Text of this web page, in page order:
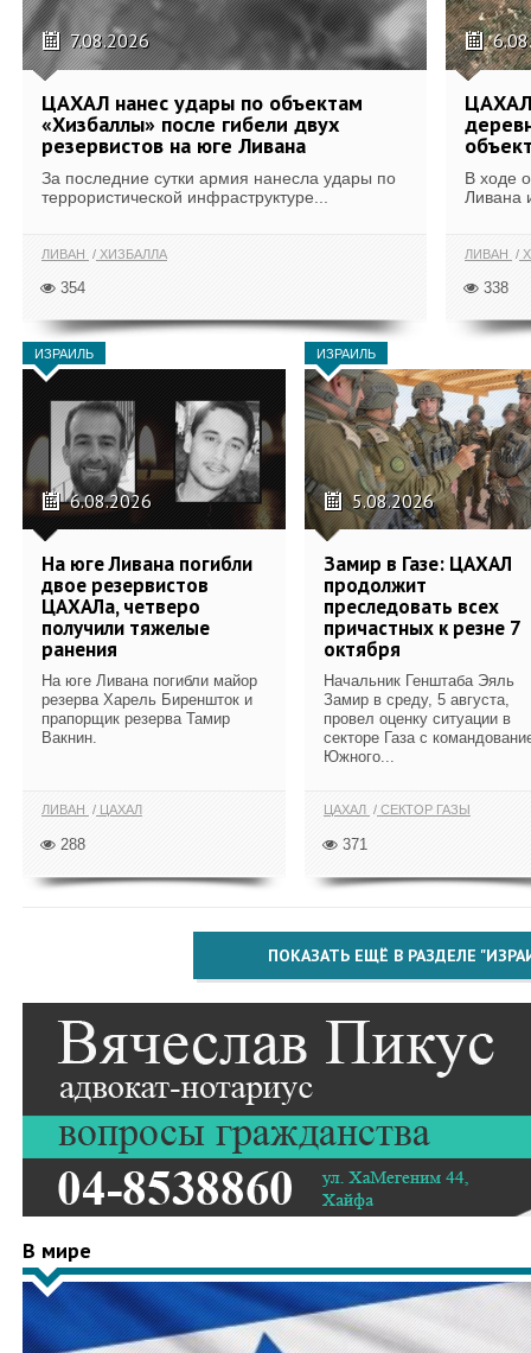
7.08.2026
ЦАХАЛ нанес удары по объектам
«Хизбаллы» после гибели двух
резервистов на юге Ливана
За последние сутки армия нанесла удары по
террористической инфраструктуре...
ЛИВАН ХИЗБАЛЛА
354
В ходе
Ливана
ЛИВАН
338
ИЗРАИЛЬ
6.08.2026
На юге Ливана погибли
двое резервистов
ЦАХАЛа, четверо
получили тяжелые
ранения
На юге Ливана погибли майор
резерва Харель Биреншток и
прапорщик резерва Тамир
Вакнин.
ЛИВАН ЦАХАЛ
288
ИЗРАИЛЬ
5.08.2026
Замир в Газе: ЦАХАЛ
продолжит
преследовать всех
причастных к резне 7
октября
Начальник Генштаба Эяль
Замир в среду, 5 августа,
провел оценку ситуации в
секторе Газа с
Южного...
ЦАХАЛ СЕКТОР ГАЗЫ
371
ПОКАЗАТЬ ЕЩЁ В РАЗДЕЛЕ
В мире